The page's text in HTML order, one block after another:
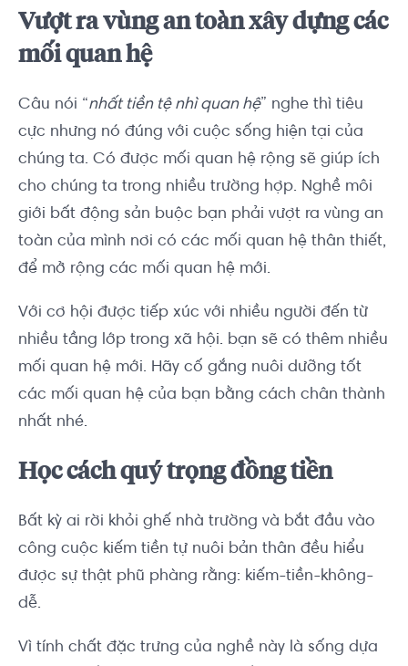
Vượt ra vùng an toàn xây dựng các
mối quan hệ
Câu nói “nhất tiền tệ nhì quan hệ” nghe thì tiêu
cực nhưng nó đúng với cuộc sống hiện tại của
chúng ta. Có được mối quan hệ rộng sẽ giúp ích
cho chúng ta trong nhiều trường hợp. Nghề môi
giới bất động sản buộc bạn phải vượt ra vùng an
toàn của mình nơi có các mối quan hệ thân thiết,
để mở rộng các mối quan hệ mới.
Với cơ hội được tiếp xúc với nhiều người đến từ
nhiều tầng lớp trong xã hội. bạn sẽ có thêm nhiều
mối quan hệ mới. Hãy cố gắng nuôi dưỡng tốt
các mối quan hệ của bạn bằng cách chân thành
nhất nhé.
Học cách quý trọng đồng tiền
Bất kỳ ai rời khỏi ghế nhà trường và bắt đầu vào
công cuộc kiếm tiền tự nuôi bản thân đều hiểu
được sự thật phũ phàng rằng: kiếm-tiền-không-
dễ.
Vì tính chất đặc trưng của nghề này là sống dựa